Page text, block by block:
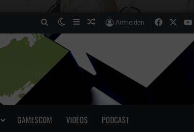
Suchen
nach
Skin umschalten
SidebarZufälliger Artikel
Anmelden Facebook
GAMESCOM VIDEOS PODCAST